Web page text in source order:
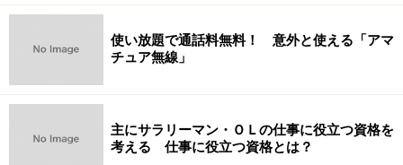
使い放題で通話料無料！ 意外と使える「アマ
チュア無線」
主にサラリーマン・ＯＬの仕事に役立つ資格を
考える 仕事に役立つ資格とは？